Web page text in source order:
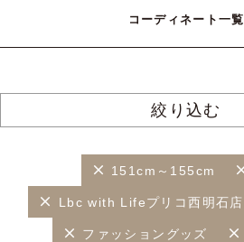
コーディネート一覧
絞り込む
151cm～155cm
Lbc with Lifeプリコ西明石店
ファッショングッズ